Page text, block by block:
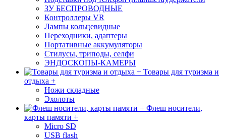
ЗУ БЕСПРОВОДНЫЕ
Контроллеры VR
Лампы кольцевидные
Переходники, адаптеры
Портативные аккумуляторы
Стилусы, триподы, селфи
ЭНДОСКОПЫ-КАМЕРЫ
Товары для туризма и
отдыха +
Ножи складные
Эхолоты
Флеш носители,
карты памяти +
Micro SD
USB flash